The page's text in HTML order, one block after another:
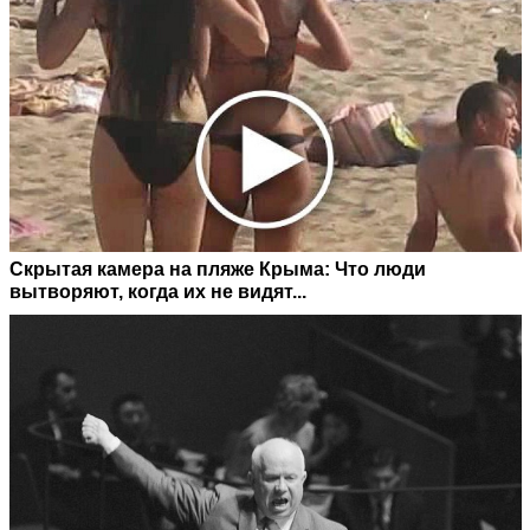
Скрытая камера на пляже Крыма: Что люди
вытворяют, когда их не видят...